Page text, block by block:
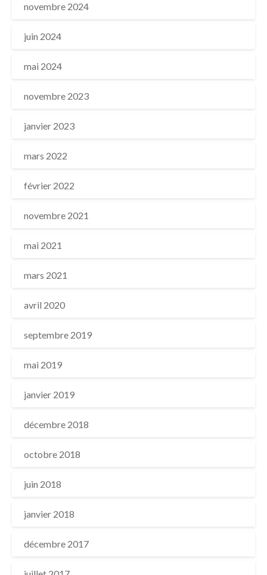
novembre 2024
juin 2024
mai 2024
novembre 2023
janvier 2023
mars 2022
février 2022
novembre 2021
mai 2021
mars 2021
avril 2020
septembre 2019
mai 2019
janvier 2019
décembre 2018
octobre 2018
juin 2018
janvier 2018
décembre 2017